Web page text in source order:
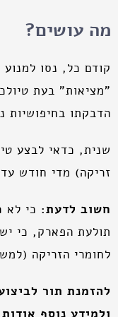
מה עושים?
קודם כל, נסו
"מציאות" בעת
הדבקתו
שנית, כדאי לבצע
זריקה) מדי חודש
חשוב לדעת: כי לא
תולעת הפארק, כי
לחומרי הזריקה
להזמנת תור